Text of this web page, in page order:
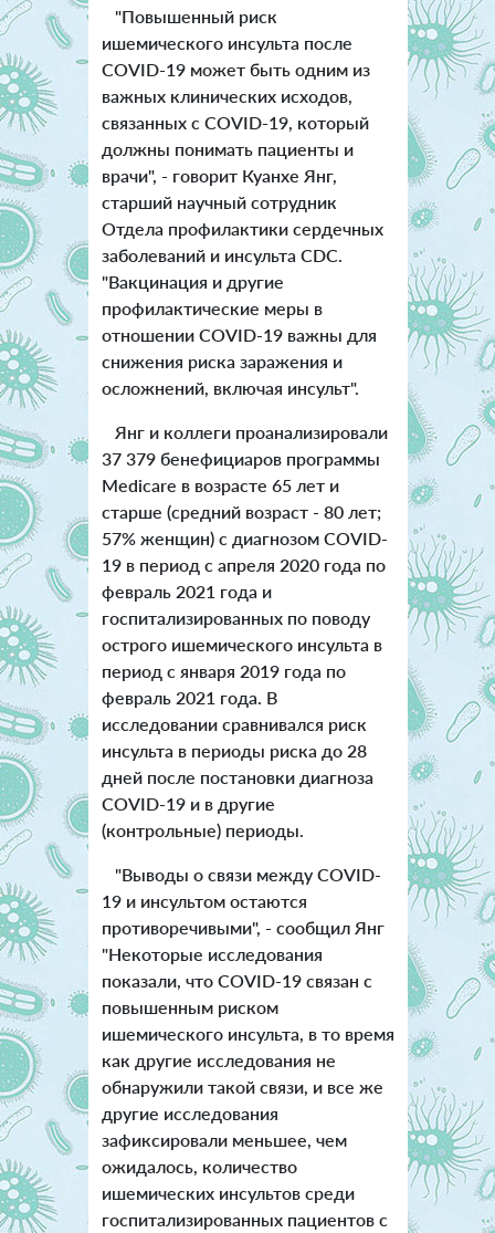
"Повышенный риск
ишемического инсульта после
COVID-19 может быть одним из
важных клинических исходов,
связанных с COVID-19, который
должны понимать пациенты и
врачи", - говорит Куанхе Янг,
старший научный сотрудник
Отдела профилактики сердечных
заболеваний и инсульта CDC.
"Вакцинация и другие
профилактические меры в
отношении COVID-19 важны для
снижения риска заражения и
осложнений, включая инсульт".
Янг и коллеги проанализировали
37 379 бенефициаров программы
Medicare в возрасте 65 лет и
старше (средний возраст - 80 лет;
57% женщин) с диагнозом COVID-
19 в период с апреля 2020 года по
февраль 2021 года и
госпитализированных по поводу
острого ишемического инсульта в
период с января 2019 года по
февраль 2021 года. В
исследовании сравнивался риск
инсульта в периоды риска до 28
дней после постановки диагноза
COVID-19 и в другие
(контрольные) периоды.
"Выводы о связи между COVID-
19 и инсультом остаются
противоречивыми", - сообщил Янг
"Некоторые исследования
показали, что COVID-19 связан с
повышенным риском
ишемического инсульта, в то время
как другие исследования не
обнаружили такой связи, и все же
другие исследования
зафиксировали меньшее, чем
ожидалось, количество
ишемических инсультов среди
госпитализированных пациентов с